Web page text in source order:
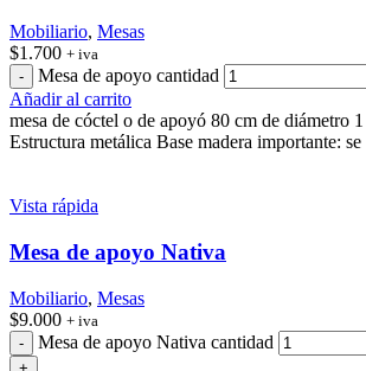
Mobiliario, Mesas
$1.700 + iva
Mesa de apoyo cantidad
Añadir al carrito
mesa de cóctel o de apoyó 80 cm de diámetro
Estructura metálica Base madera importante: se
Vista rápida
Mesa de apoyo Nativa
Mobiliario, Mesas
$9.000 + iva
Mesa de apoyo Nativa cantidad